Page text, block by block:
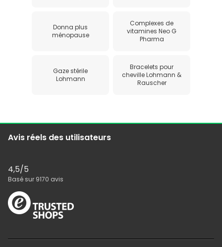
Donna plus
ménopause
Complexes de
vitamines Neo G
Pharma
Gaze stérile
Lohmann
Bracelets pour
cheville Lohmann &
Rauscher
Avis réels des utilisateurs
4,5/5
Basé sur 9170 avis